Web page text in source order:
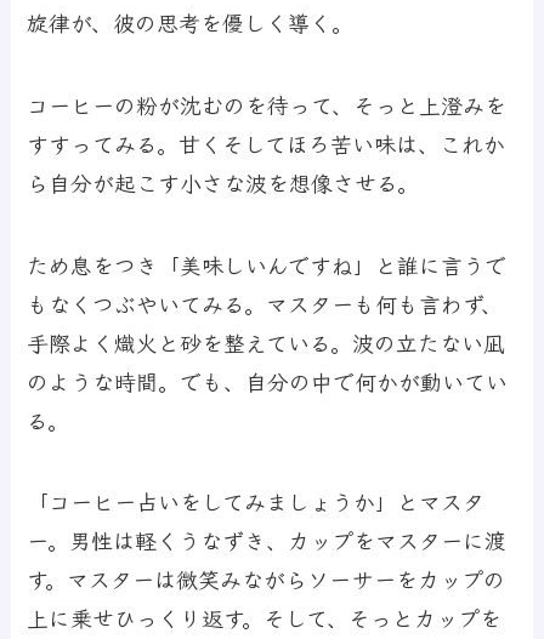
旋律が、彼の思考を優しく導く。
コーヒーの粉が沈むのを待って、そっと上澄みを
すすってみる。甘くそしてほろ苦い味は、これか
ら自分が起こす小さな波を想像させる。
ため息をつき「美味しいんですね」と誰に言うで
もなくつぶやいてみる。マスターも何も言わず、
手際よく熾火と砂を整えている。波の立たない凪
のような時間。でも、自分の中で何かが動いてい
る。
「コーヒー占いをしてみましょうか」とマスタ
ー。男性は軽くうなずき、カップをマスターに渡
す。マスターは微笑みながらソーサーをカップの
上に乗せひっくり返す。そして、そっとカップを